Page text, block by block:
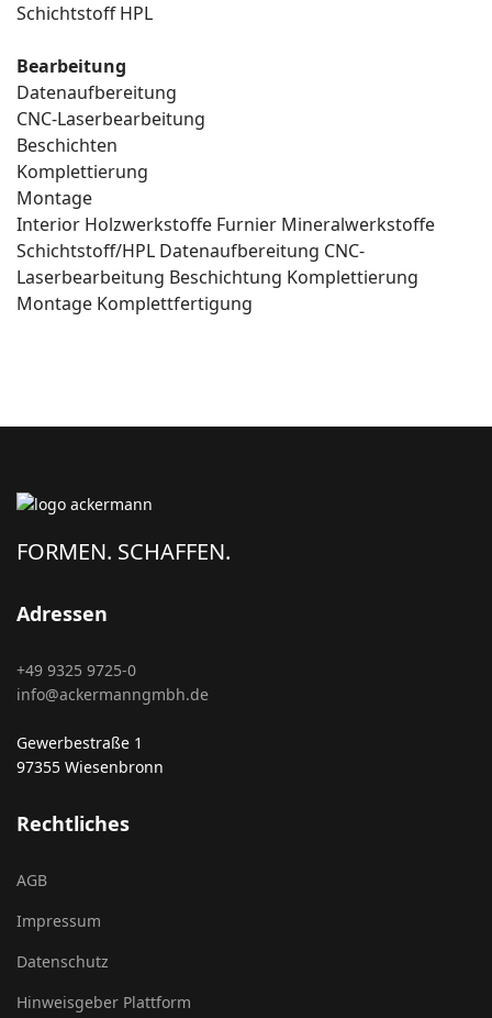
Schichtstoff HPL
Bearbeitung
Datenaufbereitung
CNC-Laserbearbeitung
Beschichten
Komplettierung
Montage
Interior Holzwerkstoffe Furnier Mineralwerkstoffe
Schichtstoff/HPL Datenaufbereitung CNC-
Laserbearbeitung Beschichtung Komplettierung
Montage Komplettfertigung
FORMEN. SCHAFFEN.
Adressen
+49 9325 9725-0
info@ackermanngmbh.de
Gewerbestraße 1
97355 Wiesenbronn
Rechtliches
AGB
Impressum
Datenschutz
Hinweisgeber Plattform